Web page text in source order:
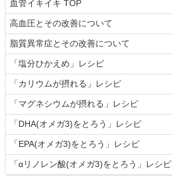
血管イキイキ TOP
高血圧とその改善について
脂質異常症とその改善について
「塩分ひかえめ」レシピ
「カリウムが摂れる」レシピ
「マグネシウムが摂れる」レシピ
「DHA(オメガ3)をとろう」レシピ
「EPA(オメガ3)をとろう」レシピ
「αリノレン酸(オメガ3)をとろう」レシピ